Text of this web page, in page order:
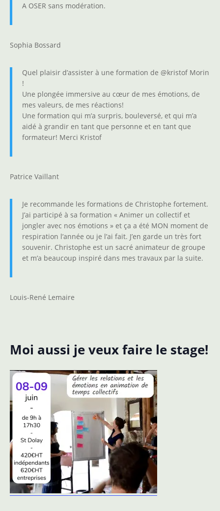
A OSER sans modération.
Sophia Bossard
Quel plaisir d’assister à une formation de @kristof Morin
!
Une plongée immersive au cœur de mes émotions, de
mes valeurs, de mes réactions!
Une formation qui m’a surpris, bouleversé, et qui m’a
aidé à grandir en tant que personne et en tant que
formateur! Merci Kristof
Patrice Vaillant
Je recommande les formations de Christophe fortement.
J’ai participé à sa formation « Animer un collectif et
jongler avec nos émotions » et ça a été MON moment de
respiration l’année ou je l’ai fait. J’en garde un très fort
souvenir. Christophe est un sacré animateur de groupe
et m’a beaucoup inspiré dans mes travaux par la suite.
Louis-René Lemaire
Moi aussi je veux faire le stage!